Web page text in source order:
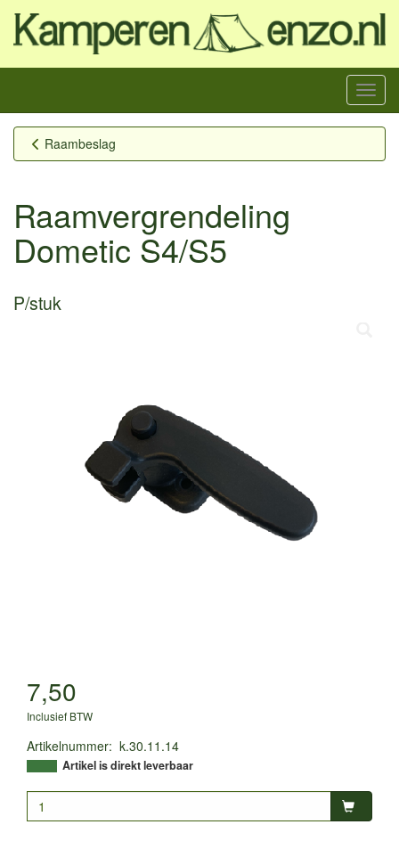
Menu
Raambeslag
Raamvergrendeling
Dometic S4/S5
P/stuk
7,50
Inclusief BTW
Artikelnummer: k.30.11.14
Artikel is direkt leverbaar